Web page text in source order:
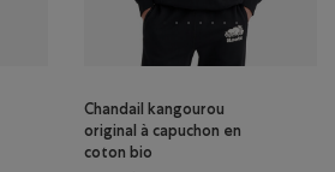
Chandail kangourou
original à capuchon en
coton bio